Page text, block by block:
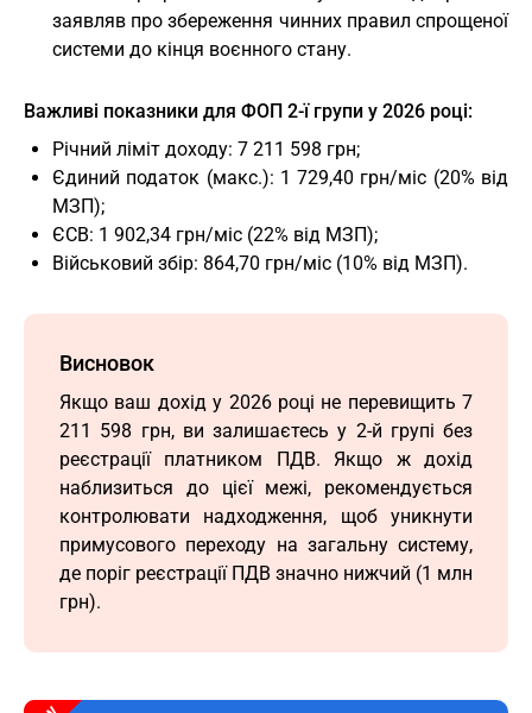
заявляв про збереження чинних правил спрощеної
системи до кінця воєнного стану.
Важливі показники для ФОП 2-ї групи у 2026 році:
Річний ліміт доходу: 7 211 598 грн;
Єдиний податок (макс.): 1 729,40 грн/міс (20% від
МЗП);
ЄСВ: 1 902,34 грн/міс (22% від МЗП);
Військовий збір: 864,70 грн/міс (10% від МЗП).
Висновок
Якщо ваш дохід у 2026 році не перевищить 7
211 598 грн, ви залишаєтесь у 2-й групі без
реєстрації платником ПДВ. Якщо ж дохід
наблизиться до цієї межі, рекомендується
контролювати надходження, щоб уникнути
примусового переходу на загальну систему,
де поріг реєстрації ПДВ значно нижчий (1 млн
грн).